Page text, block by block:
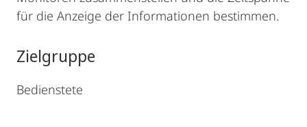
für die Anzeige der Informationen bestimmen.
Zielgruppe
Bedienstete